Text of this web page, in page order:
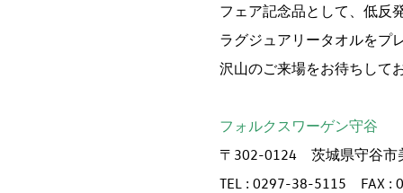
フェア記念品として、低反
ラグジュアリータオルをプ
沢山のご来場をお待ちして
フォルクスワーゲン守谷
〒302-0124 茨城県守谷市
TEL : 0297-38-5115 FAX :